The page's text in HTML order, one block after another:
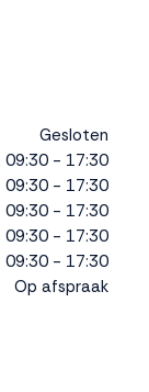
Gesloten
09:30 - 17:30
09:30 - 17:30
09:30 - 17:30
09:30 - 17:30
09:30 - 17:30
Op afspraak